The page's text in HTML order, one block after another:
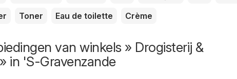
Toner Eau de toilette Crème
van winkels » Drogisterij &
in 'S-Gravenzande